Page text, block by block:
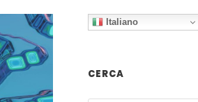
Italiano
CERCA